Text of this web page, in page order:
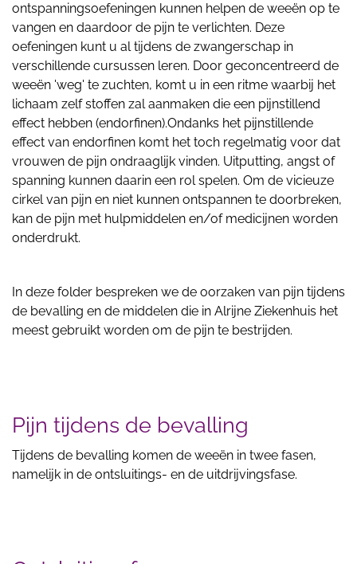
ontspanningsoefeningen kunnen helpen de weeën op te
vangen en daardoor de pijn te verlichten. Deze
oefeningen kunt u al tijdens de zwangerschap in
verschillende cursussen leren. Door geconcentreerd de
weeën 'weg' te zuchten, komt u in een ritme waarbij het
lichaam zelf stoffen zal aanmaken die een pijnstillend
effect hebben (endorfinen).Ondanks het pijnstillende
effect van endorfinen komt het toch regelmatig voor dat
vrouwen de pijn ondraaglijk vinden. Uitputting, angst of
spanning kunnen daarin een rol spelen. Om de vicieuze
cirkel van pijn en niet kunnen ontspannen te doorbreken,
kan de pijn met hulpmiddelen en/of medicijnen worden
onderdrukt.
In deze folder bespreken we de oorzaken van pijn tijdens
de bevalling en de middelen die in Alrijne Ziekenhuis het
meest gebruikt worden om de pijn te bestrijden.
Pijn tijdens de bevalling
Tijdens de bevalling komen de weeën in twee fasen,
namelijk in de ontsluitings- en de uitdrijvingsfase.